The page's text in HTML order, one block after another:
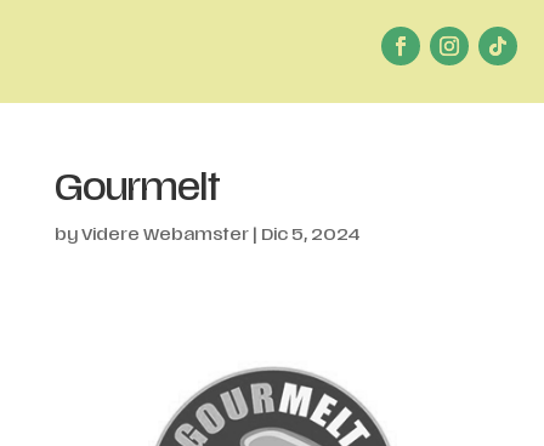
Gourmelt
by Videre Webamster| Dic 5, 2024